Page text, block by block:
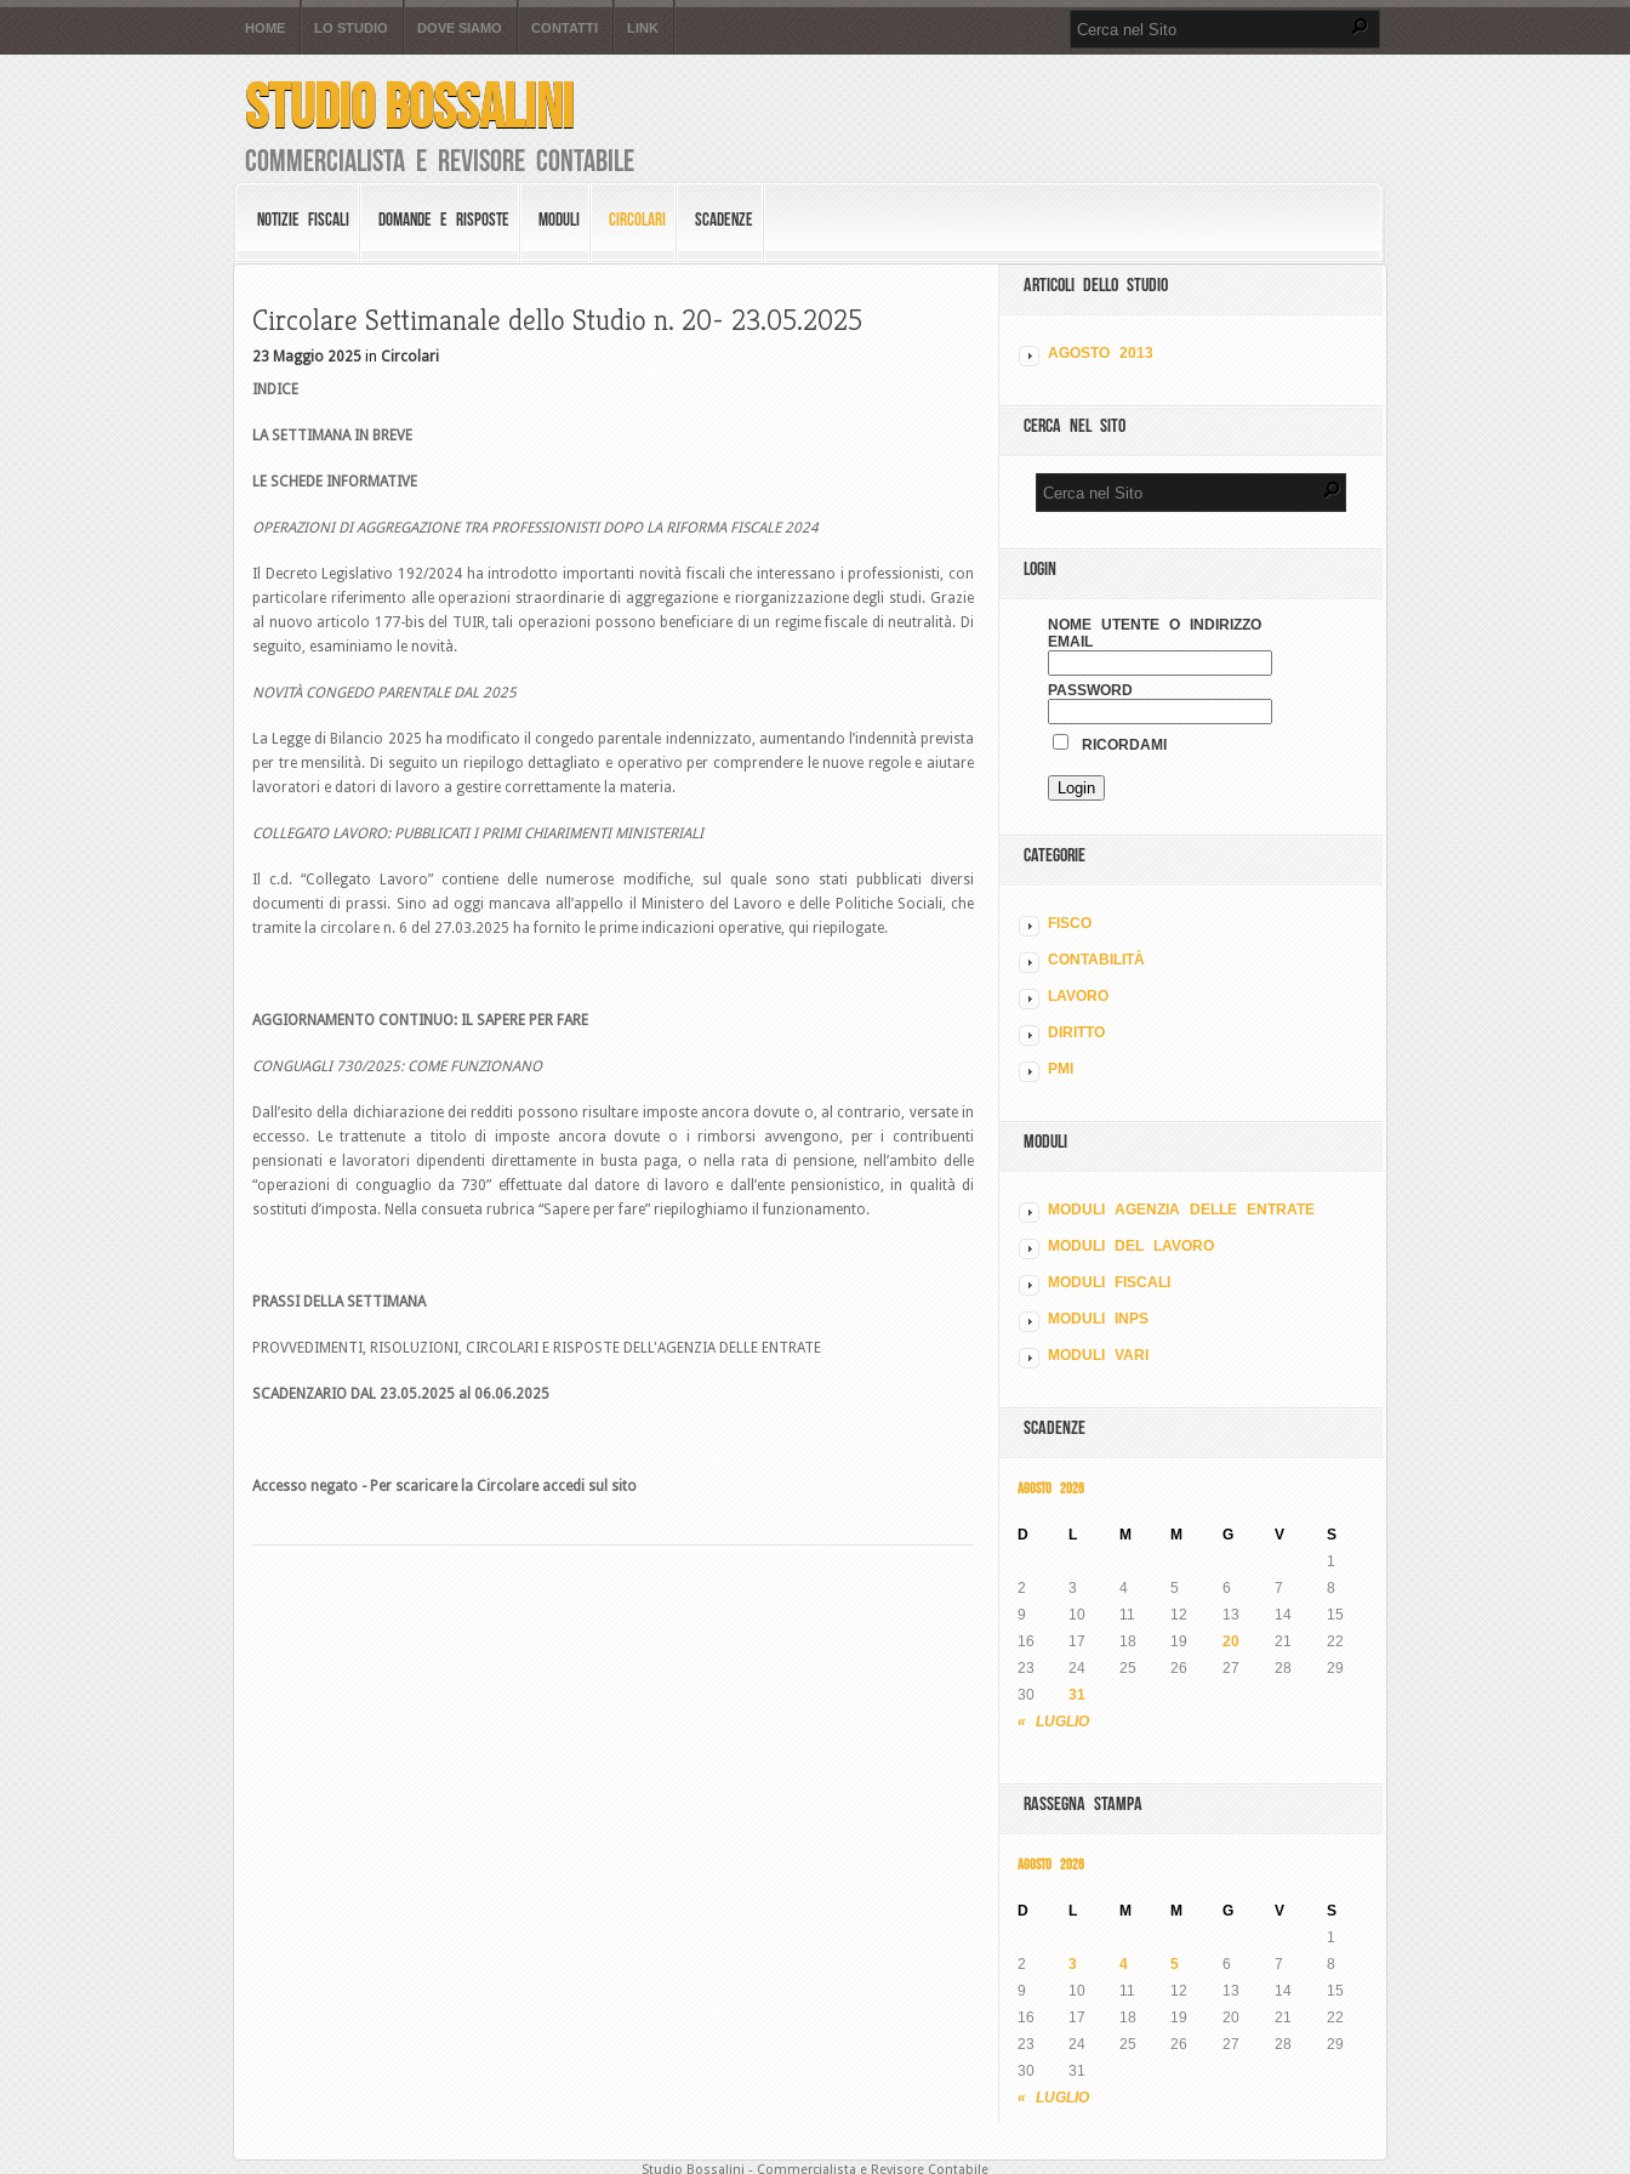
HOME LO STUDIO DOVE SIAMO CONTATTI LINK
STUDIO BOSSALINI
Commercialista e Revisore Contabile
NOTIZIE FISCALI DOMANDE E RISPOSTE MODULI CIRCOLARI SCADENZE
Circolare Settimanale dello Studio n. 20- 23.05.2025
23 Maggio 2025 in Circolari
INDICE
LA SETTIMANA IN BREVE
LE SCHEDE INFORMATIVE
OPERAZIONI DI AGGREGAZIONE TRA PROFESSIONISTI DOPO LA RIFORMA FISCALE 2024
Il Decreto Legislativo 192/2024 ha introdotto importanti novità fiscali che interessano i professionisti, con
particolare riferimento alle operazioni straordinarie di aggregazione e riorganizzazione degli studi. Grazie
al nuovo articolo 177-bis del TUIR, tali operazioni possono beneficiare di un regime fiscale di neutralità. Di
seguito, esaminiamo le novità.
NOVITÀ CONGEDO PARENTALE DAL 2025
La Legge di Bilancio 2025 ha modificato il congedo parentale indennizzato, aumentando l’indennità prevista
per tre mensilità. Di seguito un riepilogo dettagliato e operativo per comprendere le nuove regole e aiutare
lavoratori e datori di lavoro a gestire correttamente la materia.
COLLEGATO LAVORO: PUBBLICATI I PRIMI CHIARIMENTI MINISTERIALI
Il c.d. “Collegato Lavoro” contiene delle numerose modifiche, sul quale sono stati pubblicati diversi
documenti di prassi. Sino ad oggi mancava all’appello il Ministero del Lavoro e delle Politiche Sociali, che
tramite la circolare n. 6 del 27.03.2025 ha fornito le prime indicazioni operative, qui riepilogate.
AGGIORNAMENTO CONTINUO: IL SAPERE PER FARE
CONGUAGLI 730/2025: COME FUNZIONANO
Dall’esito della dichiarazione dei redditi possono risultare imposte ancora dovute o, al contrario, versate in
eccesso. Le trattenute a titolo di imposte ancora dovute o i rimborsi avvengono, per i contribuenti
pensionati e lavoratori dipendenti direttamente in busta paga, o nella rata di pensione, nell’ambito delle
“operazioni di conguaglio da 730” effettuate dal datore di lavoro e dall’ente pensionistico, in qualità di
sostituti d’imposta. Nella consueta rubrica “Sapere per fare” riepiloghiamo il funzionamento.
PRASSI DELLA SETTIMANA
PROVVEDIMENTI, RISOLUZIONI, CIRCOLARI E RISPOSTE DELL'AGENZIA DELLE ENTRATE
SCADENZARIO DAL 23.05.2025 al 06.06.2025
Accesso negato - Per scaricare la Circolare accedi sul sito
ARTICOLI DELLO STUDIO
AGOSTO 2013
CERCA NEL SITO
LOGIN
NOME UTENTE O INDIRIZZO
EMAIL
PASSWORD
RICORDAMI
CATEGORIE
FISCO
CONTABILITÀ
LAVORO
DIRITTO
PMI
MODULI
MODULI AGENZIA DELLE ENTRATE
MODULI DEL LAVORO
MODULI FISCALI
MODULI INPS
MODULI VARI
SCADENZE
AGOSTO 2026
D L M M G V S
« LUGLIO
1
2
3 4 5 6 7
8
9
10 11 12 13 14
15
16
17 18 19 20 21
22
23
24 25 26 27 28
29
30
31
RASSEGNA STAMPA
AGOSTO 2026
D L M M G V S
« LUGLIO
1
2
3 4 5 6 7
8
9
10 11 12 13 14
15
16
17 18 19 20 21
22
23
24 25 26 27 28
29
30
31
Studio Bossalini - Commercialista e Revisore Contabile